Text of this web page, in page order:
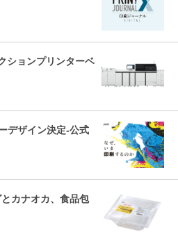
ションプリンターベ
デザイン決定-公式
カナオカ、食品包